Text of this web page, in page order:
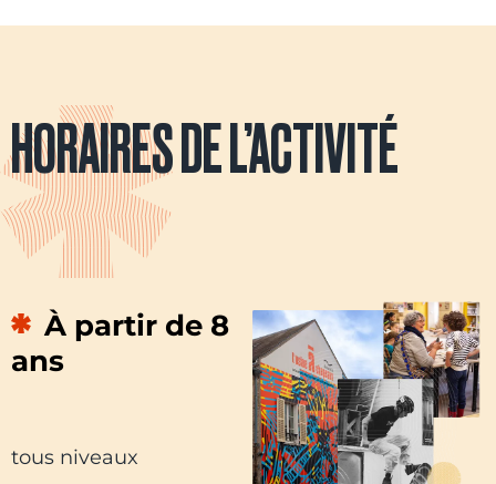
HORAIRES DE L’ACTIVITÉ
À partir de 8
ans
tous niveaux